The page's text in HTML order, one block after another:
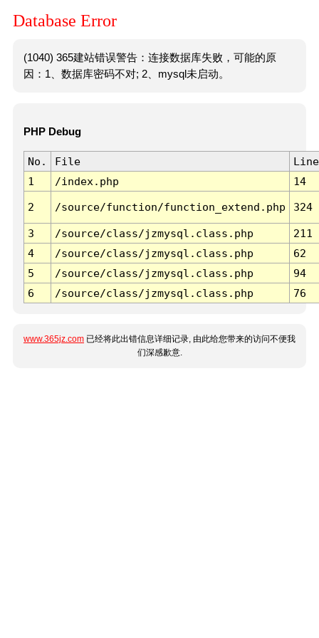
Database Error
(1040) 365建站错误警告：连接数据库失败，可能的原
因：1、数据库密码不对; 2、mysql未启动。
PHP Debug
No. File
Line
1
/index.php 14
2 /source/function/function_extend.php 324
3 /source/class/jzmysql.class.php
211
4
/source/class/jzmysql.class.php
62
5
/source/class/jzmysql.class.php
94
6
/source/class/jzmysql.class.php 76
www.365jz.com 已经将此出错信息详细记录, 由此给您带来的访问不便我
们深感歉意.